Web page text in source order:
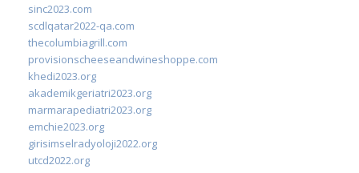
sinc2023.com
scdlqatar2022-qa.com
thecolumbiagrill.com
provisionscheeseandwineshoppe.com
khedi2023.org
akademikgeriatri2023.org
marmarapediatri2023.org
emchie2023.org
girisimselradyoloji2022.org
utcd2022.org